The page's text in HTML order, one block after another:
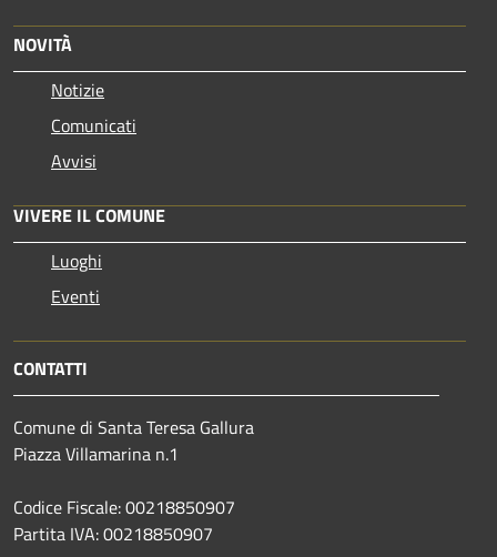
NOVITÀ
Notizie
Comunicati
Avvisi
VIVERE IL COMUNE
Luoghi
Eventi
CONTATTI
Comune di Santa Teresa Gallura
Piazza Villamarina n.1
Codice Fiscale: 00218850907
Partita IVA: 00218850907